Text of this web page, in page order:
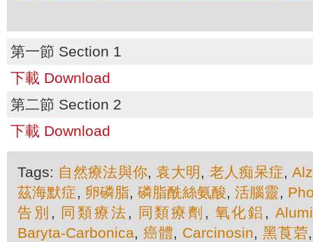
第一節 Section 1
下載 Download
第二節 Section 2
下載 Download
Tags: 自然療法與你,袁大明 , 老人痴呆症,
茲海默症, 卵磷脂,磷脂酰絲氨酸,活腦靈,
告別 , 同類療法 , 同類療劑 , 氧化鋁 ,
Baryta-Carbonica, 癌體, Carcinosin,黑莨菪